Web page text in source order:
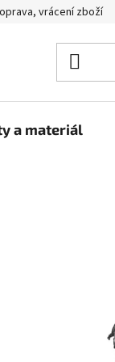
vrácení zboží
a materiál